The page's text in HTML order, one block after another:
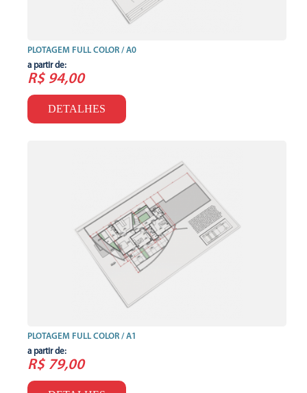
PLOTAGEM FULL COLOR / A0
a partir de:
R$ 94,00
DETALHES
PLOTAGEM FULL COLOR / A1
a partir de:
R$ 79,00